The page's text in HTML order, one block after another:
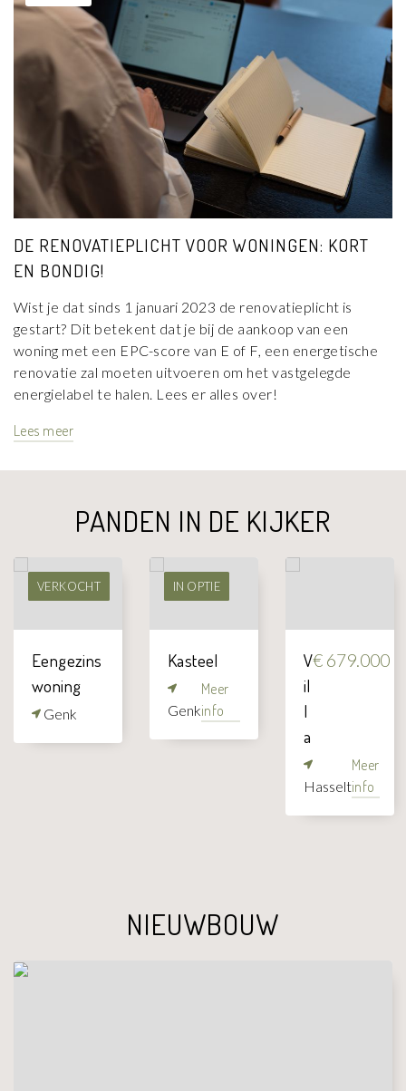
DE RENOVATIEPLICHT VOOR WONINGEN: KORT
EN BONDIG!
Wist je dat sinds 1 januari 2023 de renovatieplicht is
gestart? Dit betekent dat je bij de aankoop van een
woning met een EPC-score van E of F, een energetische
renovatie zal moeten uitvoeren om het vastgelegde
energielabel te halen. Lees er alles over!
Lees meer
PANDEN IN DE KIJKER
VERKOCHT
Eengezins
woning
Genk
IN OPTIE
Kasteel
Genk
Meer
info
V
il
l
a
€ 679.000
Hasselt
Meer
info
NIEUWBOUW